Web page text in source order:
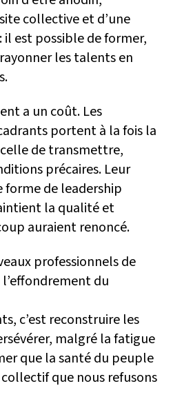
collective et d’une
est possible de former,
les talents en
a un coût. Les
portent à la fois la
de transmettre,
précaires. Leur
forme de leadership
la qualité et
auraient renoncé.
professionnels de
l’effondrement du
c’est reconstruire les
malgré la fatigue
que la santé du peuple
que nous refusons